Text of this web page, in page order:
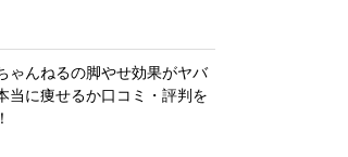
ゃんねるの脚やせ効果がヤバ
当に痩せるか口コミ・評判を